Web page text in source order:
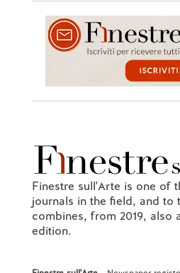
Finestre sull'Arte is one of
journals in the field, and to
combines, from 2019, also
edition.